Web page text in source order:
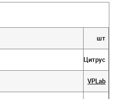
шт
Цитрус
VPLab